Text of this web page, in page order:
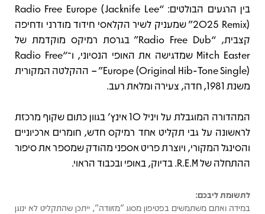
בין הרגעים הבולטים: “Radio Free Europe (Jacknife Lee
2025 Remix)” שמעניק לשיר הקלאסי חידוד מודרני ודחיפה
קצבית, “Radio Free Dub” בגרסת רמיקס מוקדמת של
Mitch Easter שמדגישה את האופי הנסיוני, ו־“Radio Free
Europe (Original Hib-Tone Single)” – ההקלטה המקורית
משנת 1981, חדה, צעירה ומלאת רעב.
המהדורה המוגבלת על ויניל 10 אינץ’ בגוון כתום שקוף מרכזת
לראשונה על גבי תקליט אחד רמיקס חדש, חומרים ארכיוניים
והסינגל המקורי, ויוצרת פריט אספני מהודק שמספר את סיפור
ההתחלה של R.E.M. בדיוק, באופי ובכבוד הראוי.
לתשומת ליבכם:
במידה ואתם משתמשים בפטיפון מסוג "מזוודה", ייתכן שהתקליט לא ינוגן